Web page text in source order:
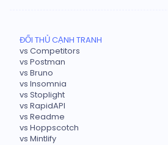
ĐỐI THỦ CẠNH TRANH
vs Competitors
vs Postman
vs Bruno
vs Insomnia
vs Stoplight
vs RapidAPI
vs Readme
vs Hoppscotch
vs Mintlify